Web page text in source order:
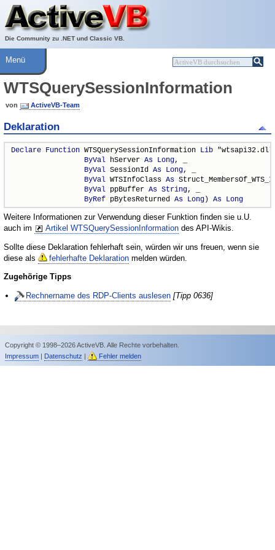
Die Community zu .NET und Classic VB.
Über ActiveVB
Hilfe
Menü
WTSQuerySessionInformation
von ActiveVB-Team
Deklaration
Declare Function WTSQuerySessionInformation Lib
ByVal hServer As Long, _
ByVal SessionId As Long, _
ByVal WTSInfoClass As
ByVal ppBuffer As String, _
ByRef pBytesReturned As Long) As Long
Weitere Informationen zur Verwendung dieser Funktion finden sie u.U.
auch im
Artikel WTSQuerySessionInformation des API-Wikis.
Sollte diese Deklaration fehlerhaft sein, würden wir uns freuen, wenn sie
diese als
fehlerhafte Deklaration melden würden.
Zugehörige Tipps
Rechnername des RDP-Clients auslesen [Tipp 0636]
Copyright © 1998–2026 ActiveVB. Alle Rechte vorbehalten.
Impressum| Datenschutz | Fehler melden